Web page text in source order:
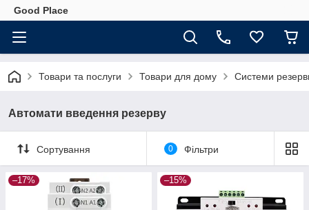
Good Place
Товари та послуги Товари для дому Системи
Автомати введення резерву
Сортування 0 Фільтри
–17% –15%